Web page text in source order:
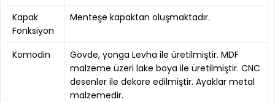
Kapak
Fonksiyon
Menteşe kapaktan oluşmaktadır.
Komodin
Gövde, yonga Levha ile üretilmiştir. MDF
malzeme üzeri lake boya ile üretilmiştir. CNC
desenler ile dekore edilmiştir. Ayaklar metal
malzemedir.